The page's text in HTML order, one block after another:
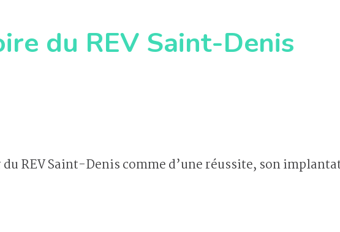
du REV Saint-Denis
REV Saint-Denis comme d’une réussite, son